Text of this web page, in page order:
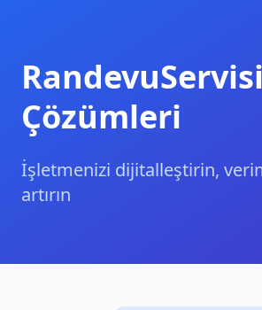
RandevuServisi
Çözümleri
İşletmenizi dijitalleştirin,
artırın